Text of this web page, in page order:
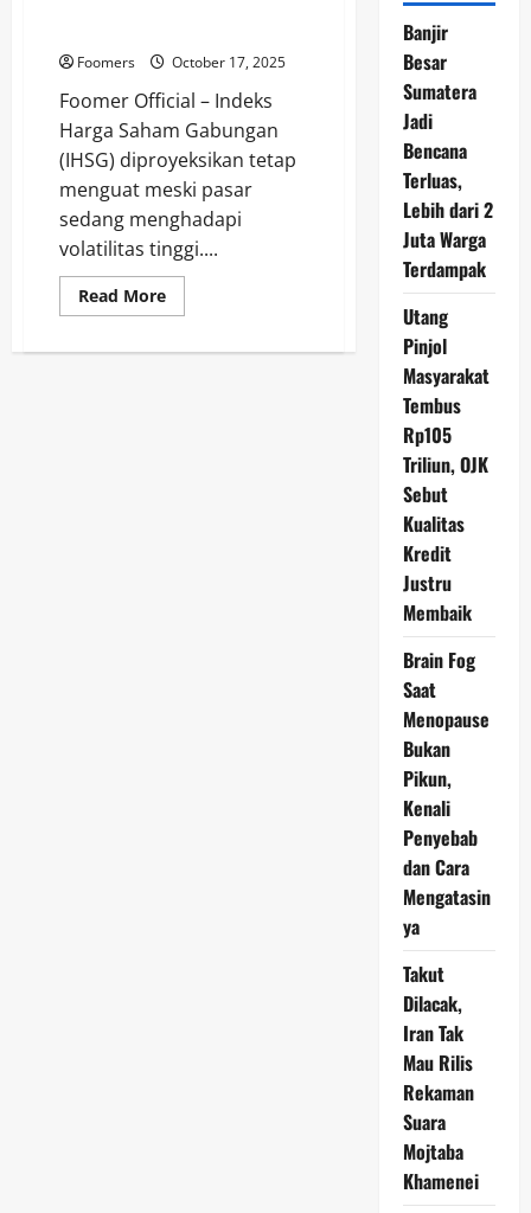
Foomers October 17, 2025
Foomer Official – Indeks
Harga Saham Gabungan
(IHSG) diproyeksikan tetap
menguat meski pasar
sedang menghadapi
volatilitas tinggi....
Read MoreRead
more
IHSG:
Banjir
Besar
Sumatera
Jadi
Bencana
Terluas,
Lebih dari 2
Juta Warga
Terdampak
Utang
Pinjol
Masyarakat
Tembus
Rp105
Triliun, OJK
Sebut
Kualitas
Kredit
Justru
Membaik
Brain Fog
Saat
Menopause
Bukan
Pikun,
Kenali
Penyebab
dan Cara
Mengatasin
ya
Takut
Dilacak,
Iran Tak
Mau Rilis
Rekaman
Suara
Mojtaba
Khamenei